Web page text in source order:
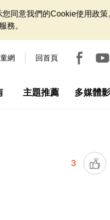
同意我們的Cookie使用政策
務。
網 回首頁
主題推薦 多媒體
3